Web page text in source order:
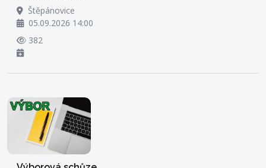
Štěpánovice
05.09.2026 14:00
382